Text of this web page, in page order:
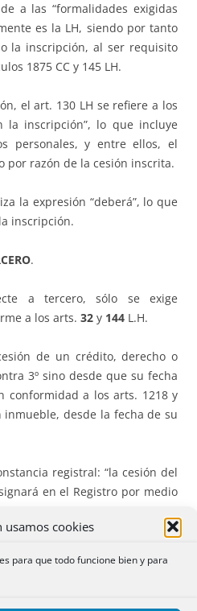
usamos cookies
para que todo funcione bien y para
a las “formalidades exigidas
es la LH, siendo por tanto
la inscripción, al ser requisito
1875 CC y 145 LH.
el art. 130 LH se refiere a los
la inscripción”, lo que incluye
personales, y entre ellos, el
por razón de la cesión inscrita.
la expresión “deberá”, lo que
inscripción.
.
a tercero, sólo se exige
a los arts. 32 y 144 L.H.
de un crédito, derecho o
3º sino desde que su fecha
conformidad a los arts. 1218 y
inmueble, desde la fecha de su
registral: “la cesión del
en el Registro por medio
art. 150 Ley.”
la prioridad de la